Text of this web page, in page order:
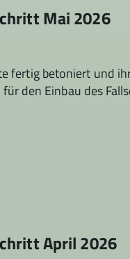
Mai 2026
fertig betoniert und
den Einbau des
April 2026